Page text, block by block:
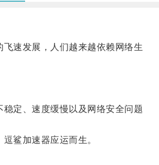
速发展，人们越来越依赖网络生
定、速度缓慢以及网络安全问题
鲨加速器应运而生。